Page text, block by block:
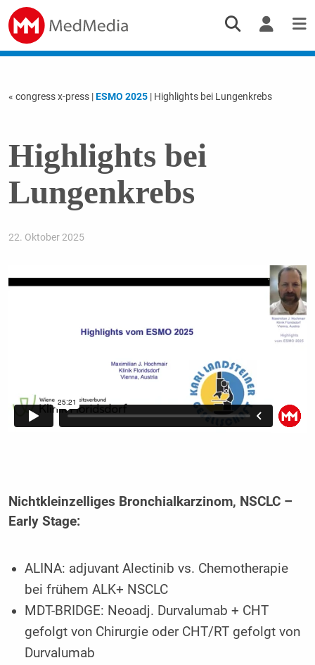
« congress x-press |ESMO 2025| Highlights bei Lungenkrebs
Highlights bei
Lungenkrebs
22. Oktober 2025
Nichtkleinzelliges Bronchialkarzinom, NSCLC –
Early Stage:
ALINA: adjuvant Alectinib vs. Chemotherapie
bei frühem ALK+ NSCLC
MDT-BRIDGE: Neoadj. Durvalumab + CHT
gefolgt von Chirurgie oder CHT/RT gefolgt von
Durvalumab